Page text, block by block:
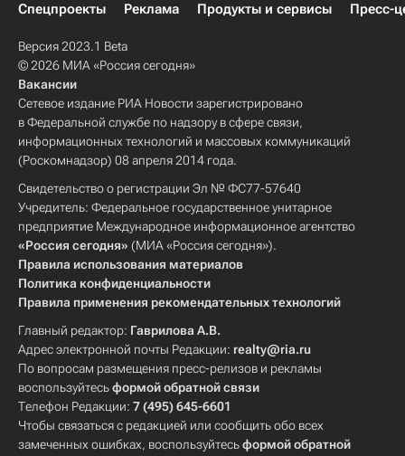
Спецпроекты
Реклама Продукты и сервисы Пресс-
Версия 2023.1 Beta
© 2026 МИА «Россия сегодня»
Вакансии
Сетевое издание РИА Новости зарегистрировано
в Федеральной службе по надзору в сфере связи,
информационных технологий и массовых коммуникаций
(Роскомнадзор) 08 апреля 2014 года.
Свидетельство о регистрации Эл № ФС77-57640
Учредитель: Федеральное государственное унитарное
предприятие Международное информационное агентство
«Россия сегодня» (МИА «Россия сегодня»).
Правила использования материалов
Политика конфиденциальности
Правила применения рекомендательных технологий
Главный редактор: Гаврилова А.В.
Адрес электронной почты Редакции: realty@ria.ru
По вопросам размещения пресс-релизов и рекламы
воспользуйтесьформой обратной связи
Телефон Редакции: 7 (495) 645-6601
Чтобы связаться с редакцией или сообщить обо всех
замеченных ошибках, воспользуйтесьформой обратной